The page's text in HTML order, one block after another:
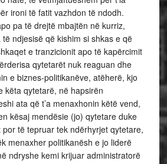
ironi të fatit vazhdon të ndodh.
pa të drejtë mbajtën në kurriz,
ndjesisë që kishim si shkas e që
e tranzicionit apo të kapërcimit
qytetarët nuk reaguan dhe
e biznes-politikanëve, atëherë, kjo
këta qytetarë, në hapsirën
ata që t’a menaxhonin këtë vend,
kësaj mendësie (jo) qytetare duke
të tepruar tek ndërhyrjet qytetare,
menaxher politikanësh e jo liderë
ndryshe kemi krijuar administratorë